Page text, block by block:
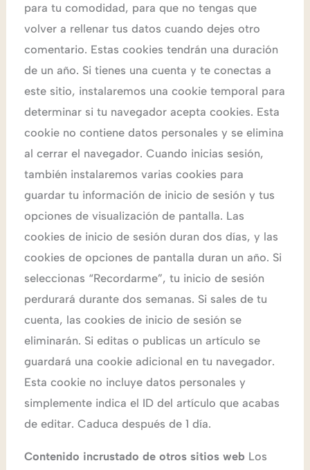
para tu comodidad, para que no tengas que
volver a rellenar tus datos cuando dejes otro
comentario. Estas cookies tendrán una duración
de un año. Si tienes una cuenta y te conectas a
este sitio, instalaremos una cookie temporal para
determinar si tu navegador acepta cookies. Esta
cookie no contiene datos personales y se elimina
al cerrar el navegador. Cuando inicias sesión,
también instalaremos varias cookies para
guardar tu información de inicio de sesión y tus
opciones de visualización de pantalla. Las
cookies de inicio de sesión duran dos días, y las
cookies de opciones de pantalla duran un año. Si
seleccionas “Recordarme”, tu inicio de sesión
perdurará durante dos semanas. Si sales de tu
cuenta, las cookies de inicio de sesión se
eliminarán. Si editas o publicas un artículo se
guardará una cookie adicional en tu navegador.
Esta cookie no incluye datos personales y
simplemente indica el ID del artículo que acabas
de editar. Caduca después de 1 día.
Contenido incrustado de otros sitios web Los